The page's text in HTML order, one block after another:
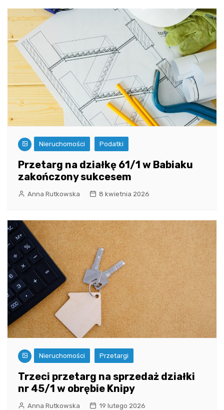
Nieruchomości Podatki
Przetarg na działkę 61/1 w Babiaku
zakończony sukcesem
Anna Rutkowska 8 kwietnia 2026
Nieruchomości Przetargi
Trzeci przetarg na sprzedaż działki
nr 45/1 w obrębie Knipy
Anna Rutkowska 19 lutego 2026